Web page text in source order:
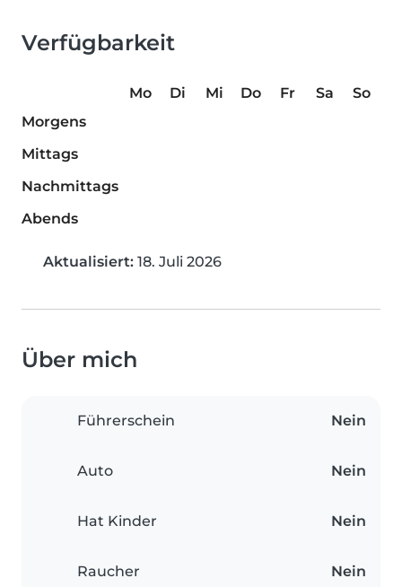
Verfügbarkeit
Mo Di Mi Do Fr Sa
So
Morgens
Mittags
Nachmittags
Abends
Aktualisiert: 18. Juli 2026
Über mich
Führerschein Nein
Auto Nein
Hat Kinder Nein
Raucher Nein